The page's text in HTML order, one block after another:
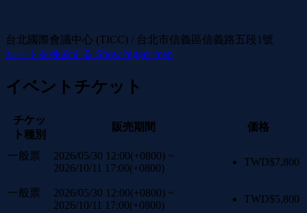
台北國際會議中心 (TICC) / 台北市信義區信義路五段1號
ルートを検索する Show bigger map
イベントチケット
チケッ
ト種別
販売期間 価格
一般票 2026/05/30 12:00(+0800) ~
2026/10/11 17:00(+0800)
TWD$7,800
一般票 2026/05/30 12:00(+0800) ~
2026/10/11 17:00(+0800)
TWD$5,800